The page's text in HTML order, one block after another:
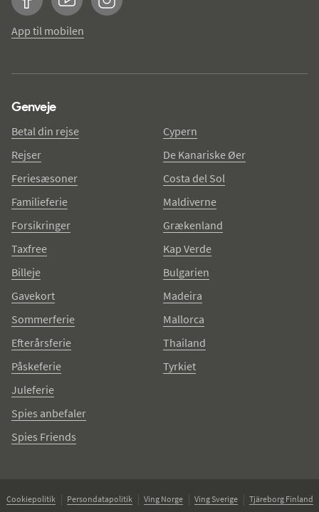
FacebookYouTubeInstagram
App til mobilen
Genveje
Betal din rejse
Rejser
Feriesæsoner
Familieferie
Forsikringer
Taxfree
Billeje
Gavekort
Sommerferie
Efterårsferie
Påskeferie
Juleferie
Spies anbefaler
Spies Friends
Cypern
De Kanariske Øer
Costa del Sol
Maldiverne
Grækenland
Kap Verde
Bulgarien
Madeira
Mallorca
Thailand
Tyrkiet
Cookiepolitik Persondatapolitik Ving Norge Ving Sverige
Tjäreborg Finland